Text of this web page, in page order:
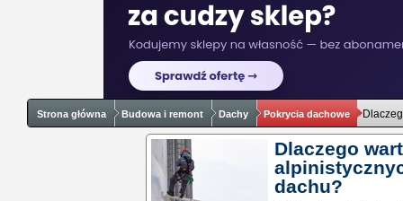
Strona główna Budowa i remont Dachy Pokrycia dachowe
Dlaczego
dachu?